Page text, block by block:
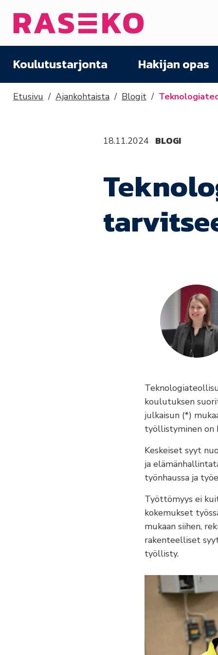
Etusivu
Koulutustarjonta Hakijan opas
Etusivu Ajankohtaista Blogit
18.11.2024 BLOGI
koulutuksen
julkaisun (*)
työllistyminen on
Keskeiset syyt
ja
työnhaussa ja
Työttömyys ei
kokemukset
mukaan siihen,
rakenteelliset
työllisty.